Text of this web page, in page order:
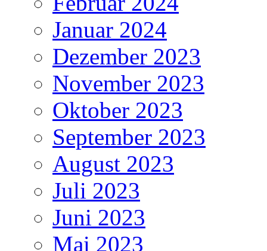
Januar 2024
Dezember 2023
November 2023
Oktober 2023
September 2023
August 2023
Juli 2023
Juni 2023
Mai 2023